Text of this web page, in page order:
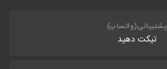
پشتیبانی(واتساپ)
تیکت دهید